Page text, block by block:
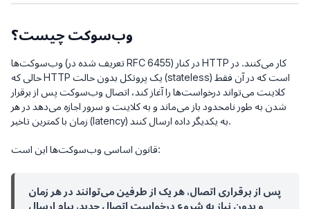
وب‌سوکت چیست؟
وب‌سوکت‌ها (تعریف شده در RFC 6455) در کنار HTTP کار می‌کنند. در
حالی که HTTP یک پروتکل بدون حالت (stateless) است که در آن فقط
کلاینت می‌تواند درخواست‌ها را آغاز کند، اتصال وب‌سوکت پس از برقرار
شدن به طور نامحدود باز می‌ماند و به کلاینت و سرور اجازه می‌دهد در هر
زمان با کمترین تاخیر (latency) به یکدیگر داده ارسال کنند.
قانون اساسی وب‌سوکت‌ها این است:
پس از برقراری اتصال، هر یک از طرفین می‌توانند در هر زمان
و بدون نیاز به شروع درخواست اتصال جدید، پیام ارسال